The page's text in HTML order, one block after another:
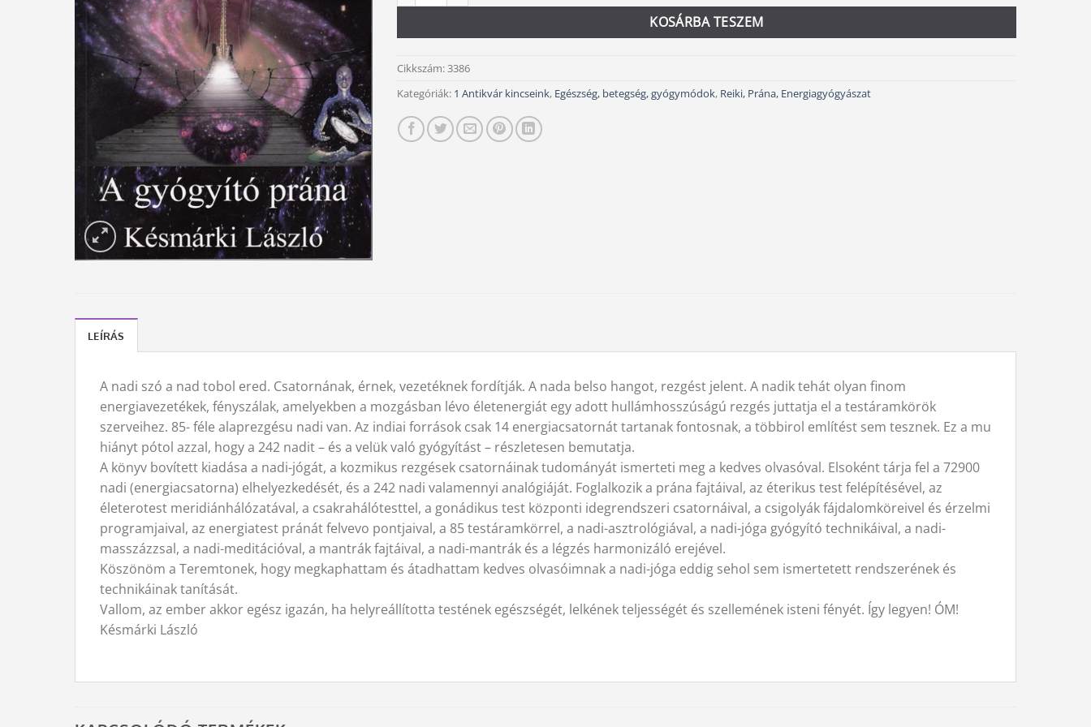
KOSÁRBA TESZEM
Cikkszám:3386
Kategóriák: 1 Antikvár kincseink, Egészség, betegség, gyógymódok, Reiki, Prána, Energiagyógyászat
LEÍRÁS
A nadi szó a nad tobol ered. Csatornának, érnek, vezetéknek fordítják. A nada belso hangot, rezgést jelent. A nadik tehát olyan finom
energiavezetékek, fényszálak, amelyekben a mozgásban lévo életenergiát egy adott hullámhosszúságú rezgés juttatja el a testáramkörök
szerveihez. 85- féle alaprezgésu nadi van. Az indiai források csak 14 energiacsatornát tartanak fontosnak, a többirol említést sem tesznek. Ez a mu
hiányt pótol azzal, hogy a 242 nadit – és a velük való gyógyítást – részletesen bemutatja.
A könyv bovített kiadása a nadi-jógát, a kozmikus rezgések csatornáinak tudományát ismerteti meg a kedves olvasóval. Elsoként tárja fel a 72900
nadi (energiacsatorna) elhelyezkedését, és a 242 nadi valamennyi analógiáját. Foglalkozik a prána fajtáival, az éterikus test felépítésével, az
életerotest meridiánhálózatával, a csakrahálótesttel, a gonádikus test központi idegrendszeri csatornáival, a csigolyák fájdalomköreivel és érzelmi
programjaival, az energiatest pránát felvevo pontjaival, a 85 testáramkörrel, a nadi-asztrológiával, a nadi-jóga gyógyító technikáival, a nadi-
masszázzsal, a nadi-meditációval, a mantrák fajtáival, a nadi-mantrák és a légzés harmonizáló erejével.
Köszönöm a Teremtonek, hogy megkaphattam és átadhattam kedves olvasóimnak a nadi-jóga eddig sehol sem ismertetett rendszerének és
technikáinak tanítását.
Vallom, az ember akkor egész igazán, ha helyreállította testének egészségét, lelkének teljességét és szellemének isteni fényét. Így legyen! ÓM!
Késmárki László